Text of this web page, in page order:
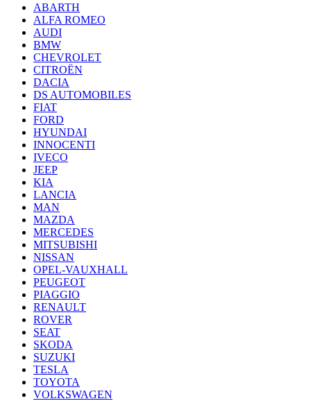
ABARTH
ALFA ROMEO
AUDI
BMW
CHEVROLET
CITROËN
DACIA
DS AUTOMOBILES
FIAT
FORD
HYUNDAI
INNOCENTI
IVECO
JEEP
KIA
LANCIA
MAN
MAZDA
MERCEDES
MITSUBISHI
NISSAN
OPEL-VAUXHALL
PEUGEOT
PIAGGIO
RENAULT
ROVER
SEAT
SKODA
SUZUKI
TESLA
TOYOTA
VOLKSWAGEN